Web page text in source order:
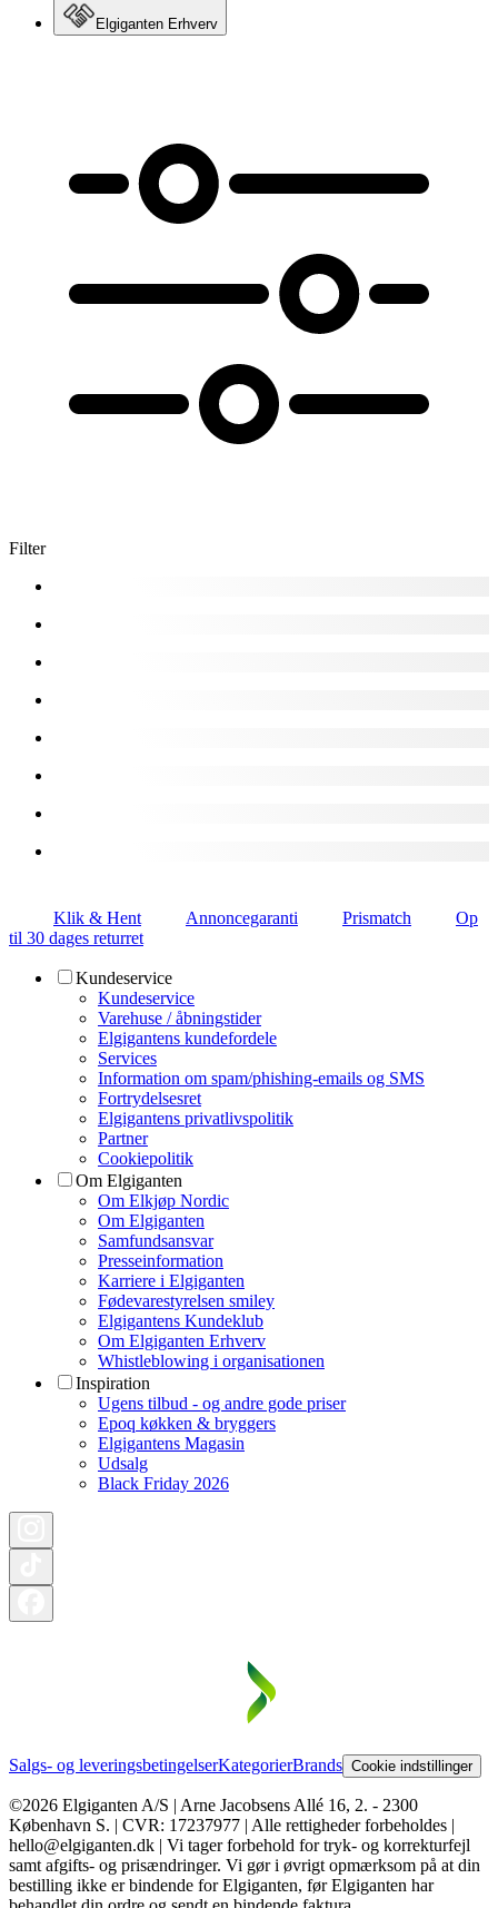
Elgiganten Erhverv
Filter
Klik & Hent Annoncegaranti Prismatch
Op
til 30 dages returret
Kundeservice
Kundeservice
Varehuse / åbningstider
Elgigantens kundefordele
Services
Information om spam/phishing-emails og SMS
Fortrydelsesret
Elgigantens privatlivspolitik
Partner
Cookiepolitik
Om Elgiganten
Om Elkjøp Nordic
Om Elgiganten
Samfundsansvar
Presseinformation
Karriere i Elgiganten
Fødevarestyrelsen smiley
Elgigantens Kundeklub
Om Elgiganten Erhverv
Whistleblowing i organisationen
Inspiration
Ugens tilbud - og andre gode priser
Epoq køkken & bryggers
Elgigantens Magasin
Udsalg
Black Friday 2026
Salgs- og leveringsbetingelserKategorierBrands Cookie indstillinger
©2026 Elgiganten A/S | Arne Jacobsens Allé 16, 2. - 2300
København S. | CVR: 17237977 | Alle rettigheder forbeholdes |
hello@elgiganten.dk | Vi tager forbehold for tryk- og korrekturfejl
samt afgifts- og prisændringer. Vi gør i øvrigt opmærksom på at din
bestilling ikke er bindende for Elgiganten, før Elgiganten har